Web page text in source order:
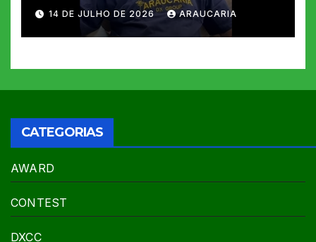
14 DE JULHO DE 2026 ARAUCARIA
CATEGORIAS
AWARD
CONTEST
DXCC